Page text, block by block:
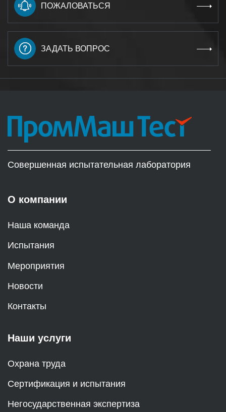
ПОЖАЛОВАТЬСЯ
ЗАДАТЬ ВОПРОС
Совершенная испытательная лаборатория
О компании
Наша команда
Испытания
Мероприятия
Новости
Контакты
Наши услуги
Охрана труда
Сертификация и испытания
Негосударственная экспертиза